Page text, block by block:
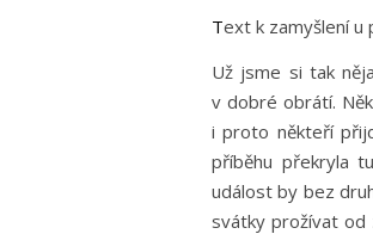
Text k zamyšlení
Už jsme si tak
v dobré obrátí.
i proto někteří
příběhu překryla
událost by bez
svátky prožívat od